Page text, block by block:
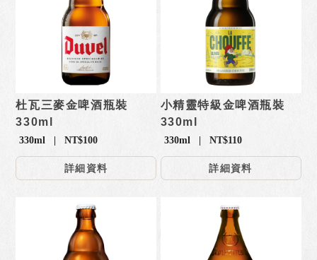
杜瓦三麥金啤酒瓶裝
330ml
330ml | NT$100
詳細資料
小精靈特級金啤酒瓶裝
330ml
330ml | NT$110
詳細資料